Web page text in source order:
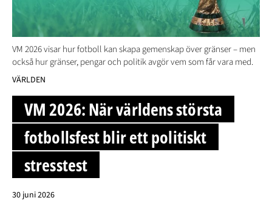
VM 2026 visar hur fotboll kan skapa gemenskap över gränser – men
också hur gränser, pengar och politik avgör vem som får vara med.
VÄRLDEN
VM 2026: När världens största
fotbollsfest blir ett politiskt
stresstest
30 juni 2026